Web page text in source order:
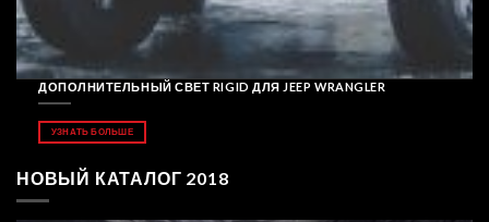
ДОПОЛНИТЕЛЬНЫЙ СВЕТ RIGID ДЛЯ JEEP WRANGLER
УЗНАТЬ БОЛЬШЕ
НОВЫЙ КАТАЛОГ 2018